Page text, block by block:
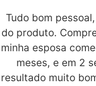
Tudo bom
do produto.
minha esposa
meses, e em 2
resultado muito